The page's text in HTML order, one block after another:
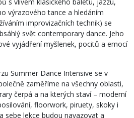
výrazového tance a hledáním
improvizačních technik) se
svět contemporary dance. Jeho
vyjádření myšlenek, pocitů a emocí
Summer Dance Intensive se v
zaměříme na všechny oblasti,
čerpá a na kterých staví – moderní
floorwork, piruety, skoky i
sebe lekce budou navazovat a